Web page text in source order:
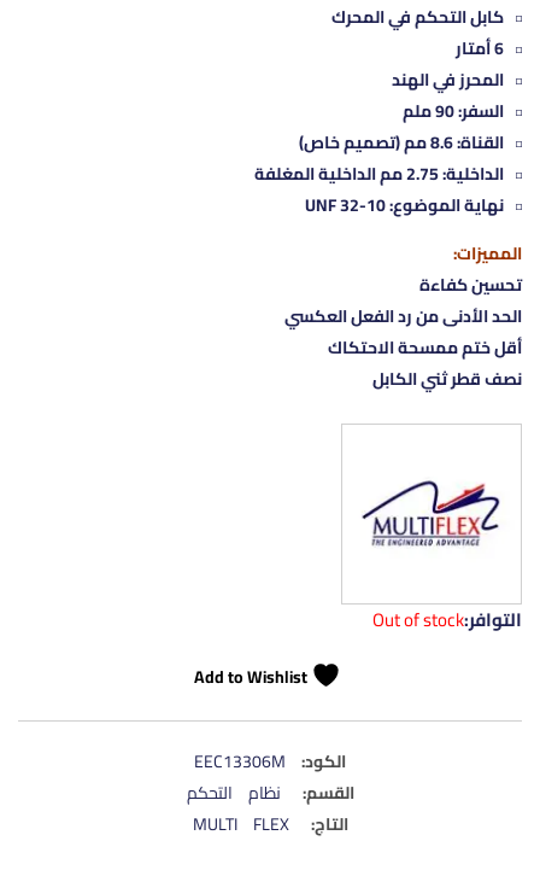
كابل التحكم في المحرك
6 أمتار
المحرز في الهند
السفر: 90 ملم
القناة: 8.6 مم (تصميم خاص)
الداخلية: 2.75 مم الداخلية المغلفة
نهاية الموضوع: 10-32 UNF
المميزات:
تحسين كفاءة
الحد الأدنى من رد الفعل العكسي
أقل ختم ممسحة الاحتكاك
نصف قطر ثني الكابل
التوافر:Out of stock
Add to Wishlist
الكود: EEC13306M
القسم:
نظام التحكم
التاج:
MULTI FLEX